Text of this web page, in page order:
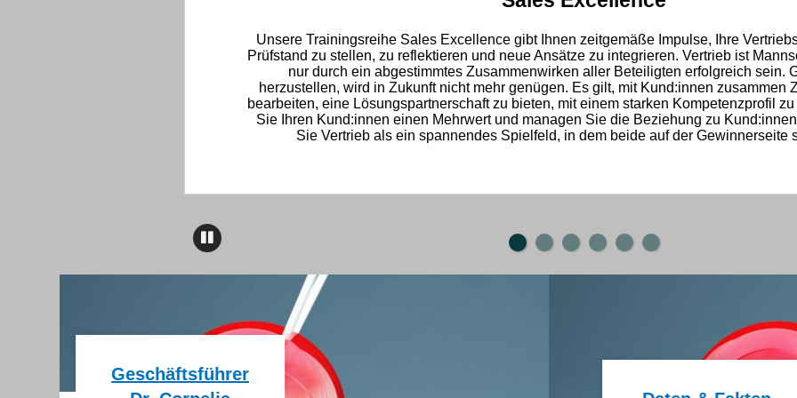
Unsere Trainingsreihe Sales Excellence gibt Ihnen zeitgemäße Impulse, Ihre
Prüfstand zu stellen, zu reflektieren und neue Ansätze zu integrieren. Vertrieb ist
nur durch ein abgestimmtes Zusammenwirken aller Beteiligten erfolgreich sein.
herzustellen, wird in Zukunft nicht mehr genügen. Es gilt, mit Kund:innen zusammen
bearbeiten, eine Lösungspartnerschaft zu bieten, mit einem starken Kompetenzprofil
Sie Ihren Kund:innen einen Mehrwert und managen Sie die Beziehung zu
Sie Vertrieb als ein spannendes Spielfeld, in dem beide auf der Gewinnerseite